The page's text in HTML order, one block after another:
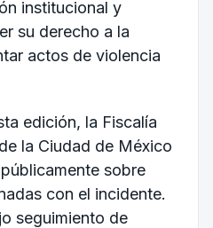
institucional y
su derecho a la
actos de violencia
edición, la Fiscalía
la Ciudad de México
sobre
con el incidente.
seguimiento de